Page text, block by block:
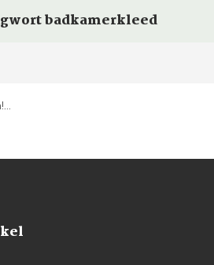
badkamerkleed